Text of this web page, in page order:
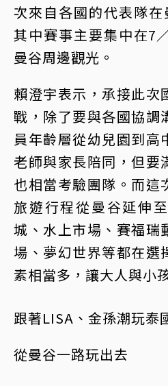
次來自各國的代表隊在
其中賽事主要集中在
曼谷周邊觀光。
賴澄宇表示，承接此次
戰，除了要與各國協調
員年齡層從幼兒園到高
老師與家長陪同，但要
也相當考驗團隊。而這
旅遊行程從曼谷延伸
城、水上市場、賽福瑞
場、夢幻世界等都在選
素相當多，讓大人與小
跟著LISA、金孫潮玩泰
從曼谷一路玩出去